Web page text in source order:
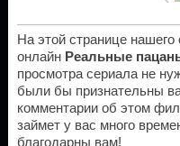
На этой странице
онлайн Реальные
просмотра сериала не
были бы признательны
комментарии об этом
займет у вас много
благодарны вам!